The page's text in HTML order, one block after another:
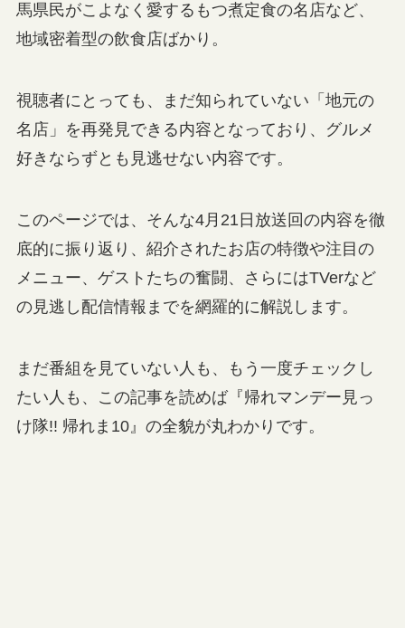
馬県民がこよなく愛するもつ煮定食の名店など、
地域密着型の飲食店ばかり。
視聴者にとっても、まだ知られていない「地元の
名店」を再発見できる内容となっており、グルメ
好きならずとも見逃せない内容です。
このページでは、そんな4月21日放送回の内容を徹
底的に振り返り、紹介されたお店の特徴や注目の
メニュー、ゲストたちの奮闘、さらにはTVerなど
の見逃し配信情報までを網羅的に解説します。
まだ番組を見ていない人も、もう一度チェックし
たい人も、この記事を読めば『帰れマンデー見っ
け隊!! 帰れま10』の全貌が丸わかりです。